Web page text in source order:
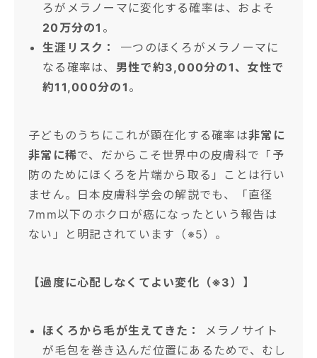
ろがメラノーマに変化する確率は、およそ
20万分の1 。
生涯リスク：
一つのほくろがメラノーマに
なる確率は、 男性で約3,000分の1、女性で
約11,000分の1 。
子どものうちにこれが顕在化する確率は非常に
非常に稀で、だからこそ世界中の皮膚科で「予
防のためにほくろを片端から取る」ことは行い
ません。日本皮膚科学会の解説でも、「直径
7mm以下のホクロが癌になったという報告は
ない」と明記されています（※5）。
【過度に心配しなくてよい変化（※3）】
ほくろから毛が生えてきた：
メラノサイト
が毛包を巻き込んだ位置にあるためで、むし